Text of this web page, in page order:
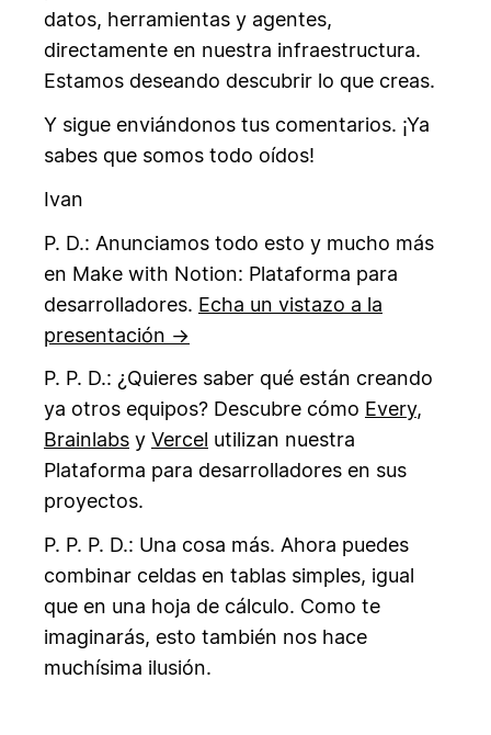
datos, herramientas y agentes,
directamente en nuestra infraestructura.
Estamos deseando descubrir lo que creas.
Y sigue enviándonos tus comentarios. ¡Ya
sabes que somos todo oídos!
Ivan
P. D.: Anunciamos todo esto y mucho más
en Make with Notion: Plataforma para
desarrolladores. Echa un vistazo a la
presentación →
P. P. D.: ¿Quieres saber qué están creando
ya otros equipos? Descubre cómo Every,
Brainlabs y Vercel utilizan nuestra
Plataforma para desarrolladores en sus
proyectos.
P. P. P. D.: Una cosa más. Ahora puedes
combinar celdas en tablas simples, igual
que en una hoja de cálculo. Como te
imaginarás, esto también nos hace
muchísima ilusión.